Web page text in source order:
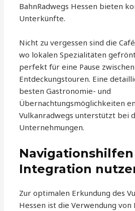
BahnRadwegs Hessen bieten
Unterkünfte.
Nicht zu vergessen sind die
wo lokalen Spezialitäten
perfekt für eine Pause
Entdeckungstouren. Eine
besten Gastronomie- und
Übernachtungsmöglichkeiten
Vulkanradwegs unterstützt bei
Unternehmungen.
Navigationshilfen
Integration
Zur optimalen Erkundung des
Hessen ist die Verwendung